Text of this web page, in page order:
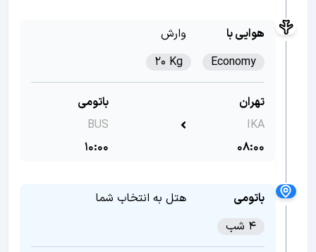
هوایی با
وارش
Economy
20 Kg
تهران
IKA
08:00
باتومی
BUS
10:00
باتومی
هتل به انتخاب شما
4 شب